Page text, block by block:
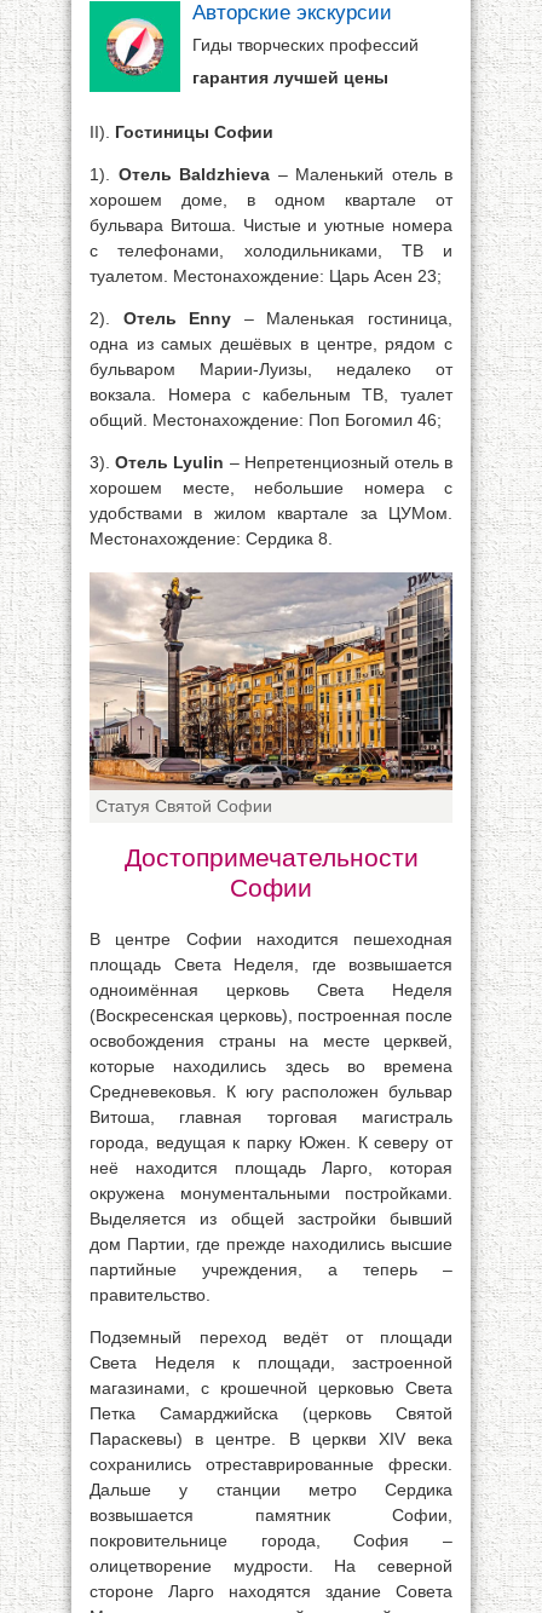
Авторские экскурсии
Гиды творческих профессий
гарантия лучшей цены
II). Гостиницы Софии
1). Отель Baldzhieva – Маленький отель в
хорошем доме, в одном квартале от
бульвара Витоша. Чистые и уютные номера
с телефонами, холодильниками, ТВ и
туалетом. Местонахождение: Царь Асен 23;
2). Отель Enny – Маленькая гостиница,
одна из самых дешёвых в центре, рядом с
бульваром Марии-Луизы, недалеко от
вокзала. Номера с кабельным ТВ, туалет
общий. Местонахождение: Поп Богомил 46;
3).Отель Lyulin – Непретенциозный отель в
хорошем месте, небольшие номера с
удобствами в жилом квартале за ЦУМом.
Местонахождение: Сердика 8.
Статуя Святой Софии
Достопримечательности
Софии
В центре Софии находится пешеходная
площадь Света Неделя, где возвышается
одноимённая церковь Света Неделя
(Воскресенская церковь), построенная после
освобождения страны на месте церквей,
которые находились здесь во времена
Средневековья. К югу расположен бульвар
Витоша, главная торговая магистраль
города, ведущая к парку Южен. К северу от
неё находится площадь Ларго, которая
окружена монументальными постройками.
Выделяется из общей застройки бывший
дом Партии, где прежде находились высшие
партийные учреждения, а теперь –
правительство.
Подземный переход ведёт от площади
Света Неделя к площади, застроенной
магазинами, с крошечной церковью Света
Петка Самарджийска (церковь Святой
Параскевы) в центре. В церкви XIV века
сохранились отреставрированные фрески.
Дальше у станции метро Сердика
возвышается памятник Софии,
покровительнице города, София –
олицетворение мудрости. На северной
стороне Ларго находятся здание Совета